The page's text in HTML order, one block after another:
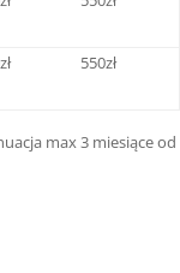
550zł
max 3 miesiące od